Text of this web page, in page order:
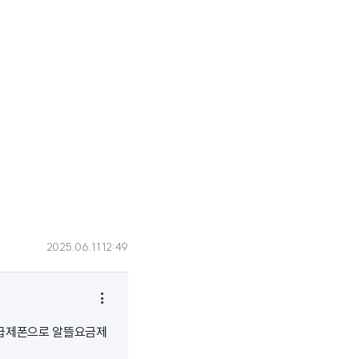
2025.06.11 12:49

폰으로 알뜰요금제